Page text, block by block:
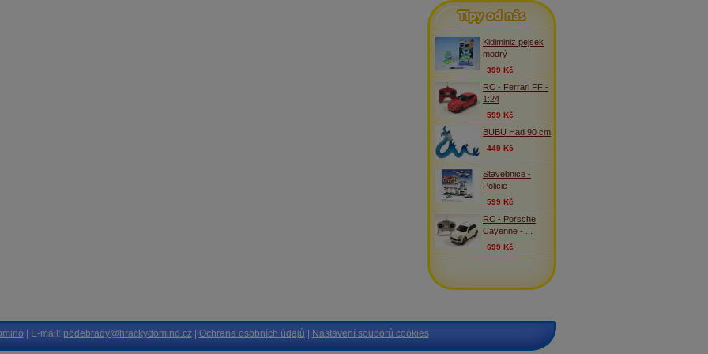
Tipy od nás
Kidiminiz pejsek
modrý
399 Kč
RC - Ferrari FF -
1:24
599 Kč
BUBU Had 90 cm
449 Kč
Stavebnice -
Policie
599 Kč
RC - Porsche
Cayenne - ...
699 Kč
| E-mail: podebrady@hrackydomino.cz| Ochrana osobních údajů Nastavení souborů cookies